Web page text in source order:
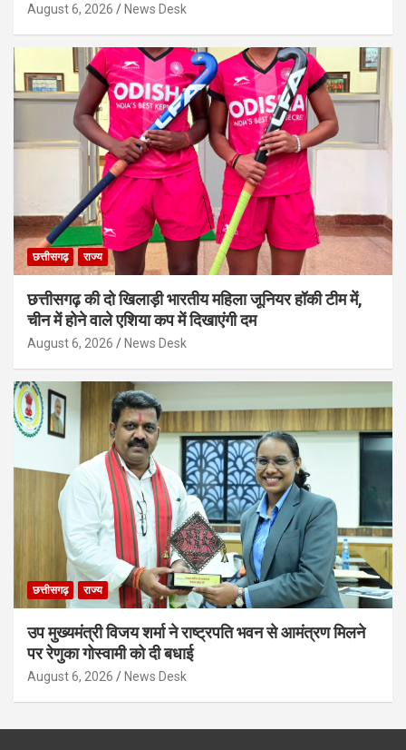
August 6, 2026 News Desk
छत्तीसगढ़ राज्य
छत्तीसगढ़ की दो खिलाड़ी भारतीय महिला जूनियर हॉकी टीम में,
चीन में होने वाले एशिया कप में दिखाएंगी दम
August 6, 2026 News Desk
छत्तीसगढ़ राज्य
उप मुख्यमंत्री विजय शर्मा ने राष्ट्रपति भवन से आमंत्रण मिलने
पर रेणुका गोस्वामी को दी बधाई
August 6, 2026 News Desk